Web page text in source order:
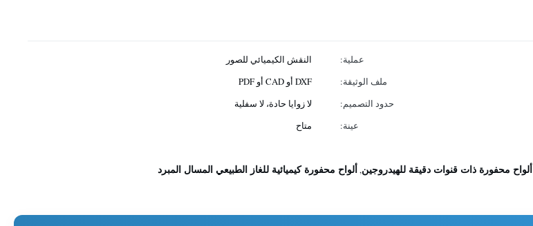
عملية:
النقش الكيميائي للصور
ملف الوثيقة:
DXF أو CAD أو PDF
حدود التصميم:
لا زوايا حادة، لا سفلية
عينة:
متاح
ألواح محفورة ذات قنوات دقيقة للهيدروجين,ألواح محفورة كيميائية للغاز الطبيعي المسال المبرد